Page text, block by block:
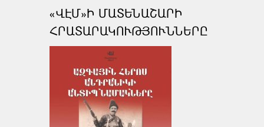
«ՎԷՄ»Ի ՄԱՏԵՆԱՇԱՐԻ
ՀՐԱՏԱՐԱԿՈՒԹՅՈՒՆՆԵՐԸ